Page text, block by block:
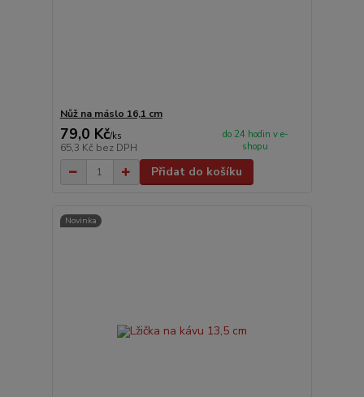
Nůž na máslo 16,1 cm
79,0 Kč/ks
65,3 Kč bez DPH
do 24 hodin v e-
shopu
Přidat do košíku
Novinka